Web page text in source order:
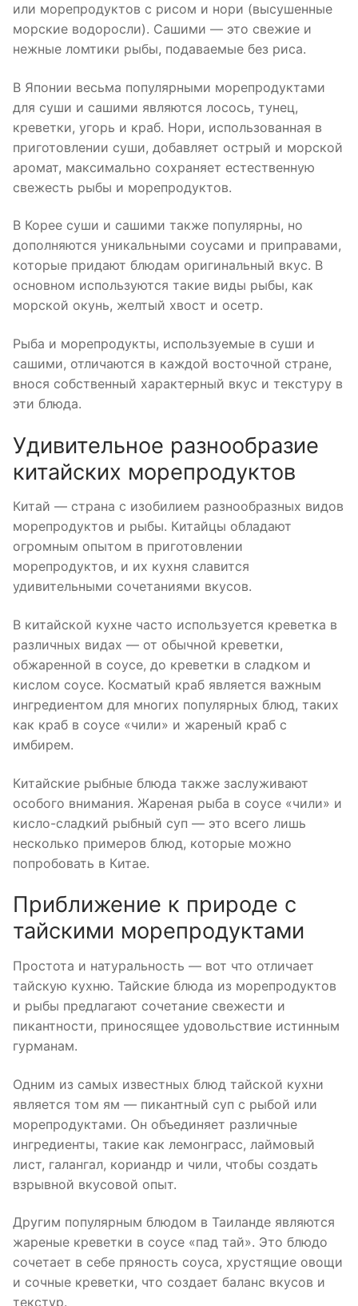
или морепродуктов с рисом и нори (высушенные
морские водоросли). Сашими — это свежие и
нежные ломтики рыбы, подаваемые без риса.
В Японии весьма популярными морепродуктами
для суши и сашими являются лосось, тунец,
креветки, угорь и краб. Нори, использованная в
приготовлении суши, добавляет острый и морской
аромат, максимально сохраняет естественную
свежесть рыбы и морепродуктов.
В Корее суши и сашими также популярны, но
дополняются уникальными соусами и приправами,
которые придают блюдам оригинальный вкус. В
основном используются такие виды рыбы, как
морской окунь, желтый хвост и осетр.
Рыба и морепродукты, используемые в суши и
сашими, отличаются в каждой восточной стране,
внося собственный характерный вкус и текстуру в
эти блюда.
Удивительное разнообразие
китайских морепродуктов
Китай — страна с изобилием разнообразных видов
морепродуктов и рыбы. Китайцы обладают
огромным опытом в приготовлении
морепродуктов, и их кухня славится
удивительными сочетаниями вкусов.
В китайской кухне часто используется креветка в
различных видах — от обычной креветки,
обжаренной в соусе, до креветки в сладком и
кислом соусе. Косматый краб является важным
ингредиентом для многих популярных блюд, таких
как краб в соусе «чили» и жареный краб с
имбирем.
Китайские рыбные блюда также заслуживают
особого внимания. Жареная рыба в соусе «чили» и
кисло-сладкий рыбный суп — это всего лишь
несколько примеров блюд, которые можно
попробовать в Китае.
Приближение к природе с
тайскими морепродуктами
Простота и натуральность — вот что отличает
тайскую кухню. Тайские блюда из морепродуктов
и рыбы предлагают сочетание свежести и
пикантности, приносящее удовольствие истинным
гурманам.
Одним из самых известных блюд тайской кухни
является том ям — пикантный суп с рыбой или
морепродуктами. Он объединяет различные
ингредиенты, такие как лемонграсс, лаймовый
лист, галангал, кориандр и чили, чтобы создать
взрывной вкусовой опыт.
Другим популярным блюдом в Таиланде являются
жареные креветки в соусе «пад тай». Это блюдо
сочетает в себе пряность соуса, хрустящие овощи
и сочные креветки, что создает баланс вкусов и
текстур.